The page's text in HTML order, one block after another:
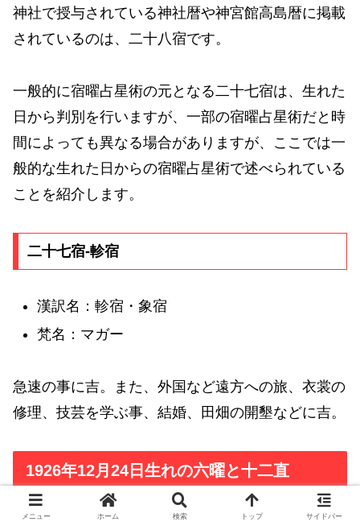
神社で授与されている神社暦や神宮館高島暦に掲載
されているのは、二十八宿です。
一般的に宿曜占星術の元となる二十七宿は、生れた
日から判別を行いますが、一部の宿曜占星術だと時
間によっても異なる場合がありますが、ここでは一
般的な生れた日からの宿曜占星術で述べられている
ことを紹介します。
二十七宿-軫宿
漢訳名：軫宿・象宿
梵名：マガー
急速の事に吉。また、外国など遠方への旅、衣裳の
修理、技芸を学ぶ事、結婚、田畑の開墾などに吉。
1926年12月24日生れの六曜と十二直
メニュー ホーム 検索 トップ サイドバー